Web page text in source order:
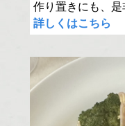
作り置きにも、是
詳しくはこちら